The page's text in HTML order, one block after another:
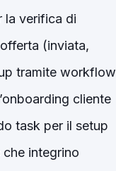
la verifica di
(inviata,
tramite workflow
cliente
task per il setup
integrino